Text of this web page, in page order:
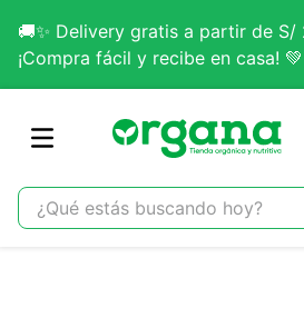
🚚✨ Delivery gratis a partir de
¡Compra fácil y recibe en casa! 💚
¿Qué estás buscando hoy?